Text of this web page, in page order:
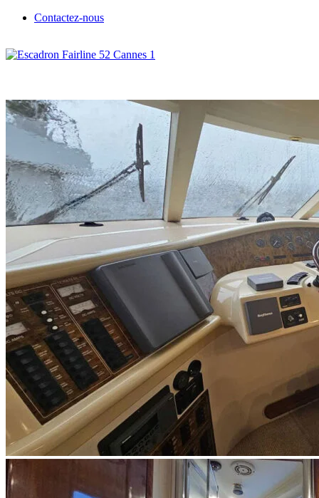
Contactez-nous